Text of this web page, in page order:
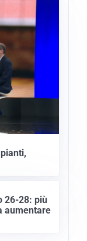
26-28: più
aumentare